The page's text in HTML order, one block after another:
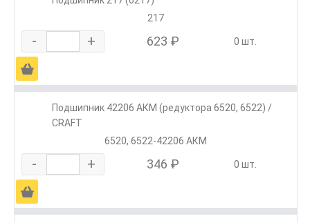
217
- + 623 ₽ 0 шт.
Ä
Подшипник 42206 АКМ (редуктора 6520, 6522) /
CRAFT
6520, 6522-42206 АКМ
- + 346 ₽ 0 шт.
Ä